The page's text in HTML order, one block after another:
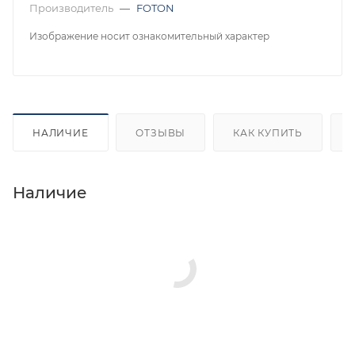
Производитель — FOTON
Изображение носит ознакомительный характер
НАЛИЧИЕ ОТЗЫВЫ КАК КУПИТЬ
Наличие